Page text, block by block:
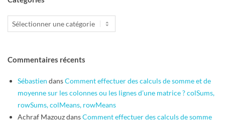
Catégories
Commentaires récents
Sébastien dansComment effectuer des calculs de somme et de
moyenne sur les colonnes ou les lignes d’une matrice ? colSums,
rowSums, colMeans, rowMeans
Achraf MazouzdansComment effectuer des calculs de somme